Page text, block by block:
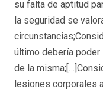
su falta de aptitud
la seguridad se
último debería
de la
lesiones corporales